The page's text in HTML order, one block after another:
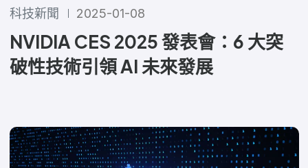
科技新聞 2025-01-08
NVIDIA CES 2025 發表會：6 大突
破性技術引領 AI 未來發展